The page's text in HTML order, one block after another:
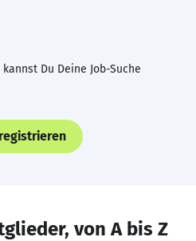
Du Deine Job-Suche
von A bis Z